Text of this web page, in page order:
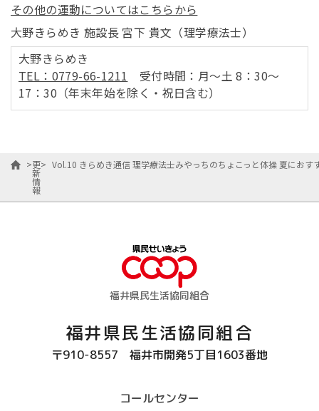
その他の運動についてはこちらから
大野きらめき 施設長 宮下 貴文（理学療法士）
大野きらめき
TEL：0779-66-1211
受付時間：月～土 8：30～
17：30（年末年始を除く・祝日含む）
>更
新
情
報
> Vol.10 きらめき通信 理学療法士みやっちのちょこっと体操 夏にお
福井県民生活協同組合
福井県民生活協同組合
〒910-8557 福井市開発5丁目1603番地
コールセンター